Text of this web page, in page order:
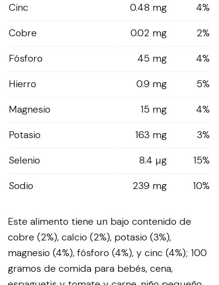
Cinc
0.48 mg
4%
Cobre
0.02 mg
2%
Fósforo
45 mg
4%
Hierro
0.9 mg
5%
Magnesio
15 mg
4%
Potasio
163 mg
3%
Selenio
8.4 µg
15%
Sodio
239 mg 10%
Este alimento tiene un bajo contenido de
cobre (2%), calcio (2%), potasio (3%),
magnesio (4%), fósforo (4%), y cinc (4%); 100
gramos de comida para bebés, cena,